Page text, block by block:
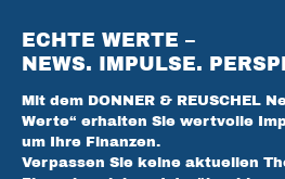
ECHTE WERTE –
NEWS. IMPULSE.
Mit dem DONNER & REUSCHEL
Werte“ erhalten Sie wertvolle
um Ihre Finanzen.
Verpassen Sie keine aktuellen